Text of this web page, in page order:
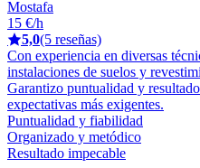
Mostafa
15 €/h
5,0(5 reseñas)
Con experiencia en diversas
instalaciones de suelos y
Garantizo puntualidad y
expectativas más exigentes.
Puntualidad y fiabilidad
Organizado y metódico
Resultado impecable